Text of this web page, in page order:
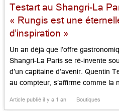
Testart au Shangri-La
« Rungis est une
d’inspiration »
Un an déjà que l’offre
Shangri-La Paris se ré-invente
d’un capitaine d’avenir. Quentin
au compteur, s’affirme comme la
Succédant à Christophe Moret, il
Article publié il y a 1 an Boutiques